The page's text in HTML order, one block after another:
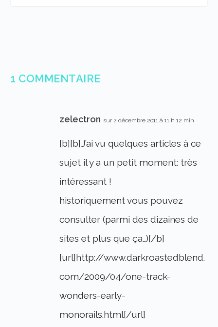
1 COMMENTAIRE
zelectron sur 2 décembre 2011 à 11 h 12 min
[b][b]J’ai vu quelques articles à ce
sujet il y a un petit moment: très
intéressant !
historiquement vous pouvez
consulter (parmi des dizaines de
sites et plus que ça…)[/b]
[url]http://www.darkroastedblend.
com/2009/04/one-track-
wonders-early-
monorails.html[/url]